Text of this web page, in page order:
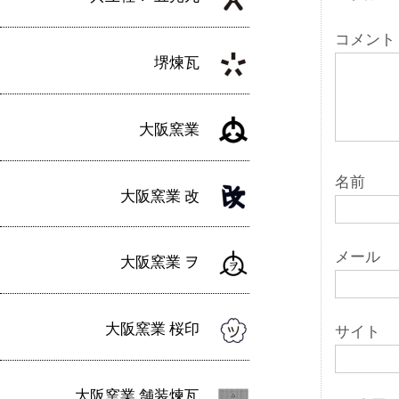
堺煉瓦
大阪窯業
大阪窯業 改
大阪窯業 ヲ
大阪窯業 桜印
ョ
ン
コメント
名前
メール
サイト